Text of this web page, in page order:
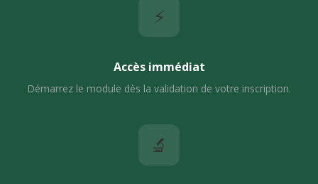
⚡
Accès immédiat
Démarrez le module dès la validation de votre inscription.
🔬